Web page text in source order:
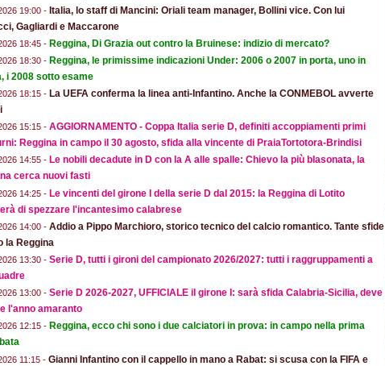
19:00 - Italia, lo staff di Mancini: Oriali team manager, Bollini vice. Con lui
Gagliardi e Maccarone
18:45 - Reggina, Di Grazia out contro la Bruinese: indizio di mercato?
18:30 - Reggina, le primissime indicazioni Under: 2006 o 2007 in porta, uno in
i 2008 sotto esame
18:15 - La UEFA conferma la linea anti-Infantino. Anche la CONMEBOL avverte
15:15 - AGGIORNAMENTO - Coppa Italia serie D, definiti accoppiamenti primi
Reggina in campo il 30 agosto, sfida alla vincente di PraiaTortotora-Brindisi
14:55 - Le nobili decadute in D con la A alle spalle: Chievo la più blasonata, la
cerca nuovi fasti
14:25 - Le vincenti del girone I della serie D dal 2015: la Reggina di Lotito
di spezzare l'incantesimo calabrese
14:00 - Addio a Pippo Marchioro, storico tecnico del calcio romantico. Tante sfide
la Reggina
13:30 - Serie D, tutti i gironi del campionato 2026/2027: tutti i raggruppamenti a
13:00 - Serie D 2026-2027, UFFICIALE il girone I: sarà sfida Calabria-Sicilia, deve
l'anno amaranto
12:15 - Reggina, ecco chi sono i due calciatori in prova: in campo nella prima
11:15 - Gianni Infantino con il cappello in mano a Rabat: si scusa con la FIFA e